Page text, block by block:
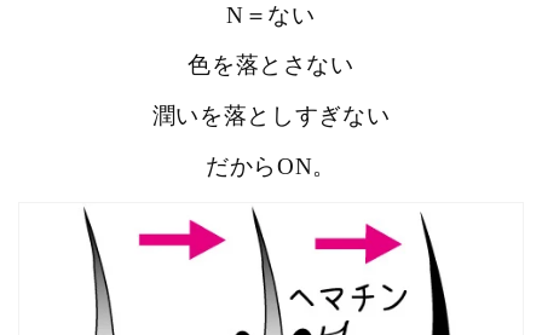
N＝ない
色を落とさない
潤いを落としすぎない
だからON。